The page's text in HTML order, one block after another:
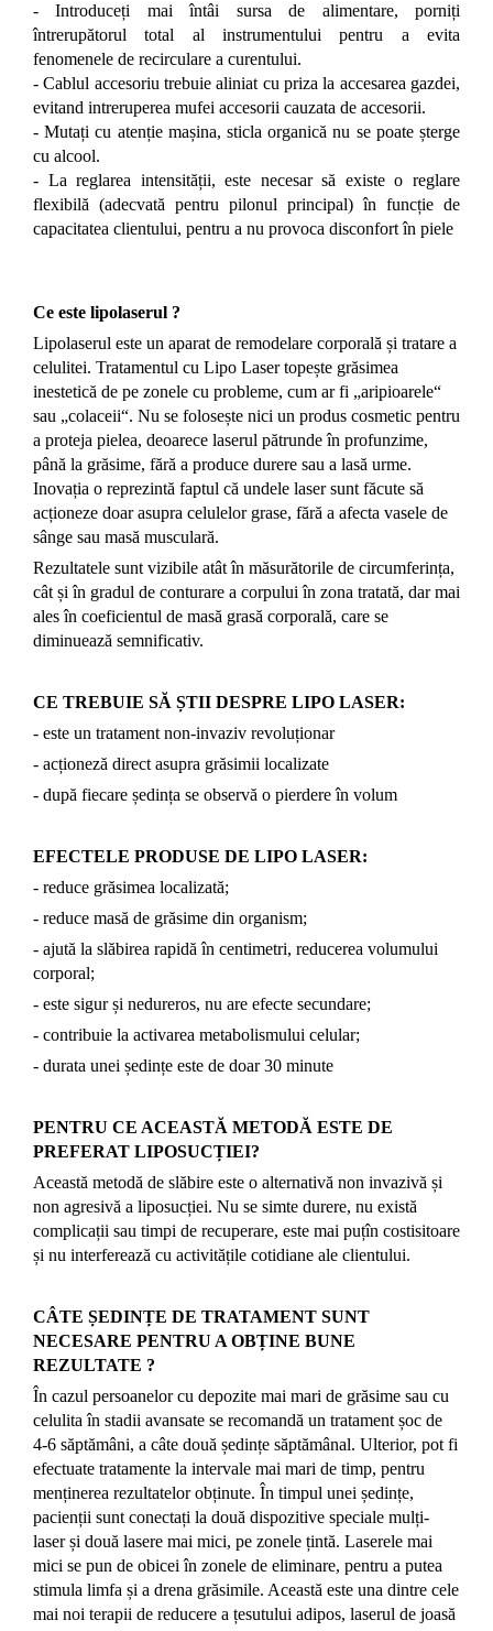
- Introduceți mai întâi sursa de alimentare, porniți
întrerupătorul total al instrumentului pentru a evita
fenomenele de recirculare a curentului.
- Cablul accesoriu trebuie aliniat cu priza la accesarea gazdei,
evitand intreruperea mufei accesorii cauzata de accesorii.
- Mutați cu atenție mașina, sticla organică nu se poate șterge
cu alcool.
- La reglarea intensității, este necesar să existe o reglare
flexibilă (adecvată pentru pilonul principal) în funcție de
capacitatea clientului, pentru a nu provoca disconfort în piele
Ce este lipolaserul ?
Lipolaserul este un aparat de remodelare corporală și tratare a
celulitei. Tratamentul cu Lipo Laser topește grăsimea
inestetică de pe zonele cu probleme, cum ar fi „aripioarele“
sau „colaceii“. Nu se folosește nici un produs cosmetic pentru
a proteja pielea, deoarece laserul pătrunde în profunzime,
până la grăsime, fără a produce durere sau a lasă urme.
Inovația o reprezintă faptul că undele laser sunt făcute să
acționeze doar asupra celulelor grase, fără a afecta vasele de
sânge sau masă musculară.
Rezultatele sunt vizibile atât în măsurătorile de circumferința,
cât și în gradul de conturare a corpului în zona tratată, dar mai
ales în coeficientul de masă grasă corporală, care se
diminuează semnificativ.
CE TREBUIE SĂ ȘTII DESPRE LIPO LASER:
- este un tratament non-invaziv revoluționar
- acționeză direct asupra grăsimii localizate
- după fiecare ședința se observă o pierdere în volum
EFECTELE PRODUSE DE LIPO LASER:
- reduce grăsimea localizată;
- reduce masă de grăsime din organism;
- ajută la slăbirea rapidă în centimetri, reducerea volumului
corporal;
- este sigur și nedureros, nu are efecte secundare;
- contribuie la activarea metabolismului celular;
- durata unei ședințe este de doar 30 minute
PENTRU CE ACEASTĂ METODĂ ESTE DE
PREFERAT LIPOSUCȚIEI?
Această metodă de slăbire este o alternativă non invazivă și
non agresivă a liposucției. Nu se simte durere, nu există
complicații sau timpi de recuperare, este mai puțîn costisitoare
și nu interferează cu activitățile cotidiane ale clientului.
CÂTE ȘEDINȚE DE TRATAMENT SUNT
NECESARE PENTRU A OBȚINE BUNE
REZULTATE ?
În cazul persoanelor cu depozite mai mari de grăsime sau cu
celulita în stadii avansate se recomandă un tratament șoc de
4-6 săptămâni, a câte două ședințe săptămânal. Ulterior, pot fi
efectuate tratamente la intervale mai mari de timp, pentru
menținerea rezultatelor obținute. În timpul unei ședințe,
pacienții sunt conectați la două dispozitive speciale mulți-
laser și două lasere mai mici, pe zonele țintă. Laserele mai
mici se pun de obicei în zonele de eliminare, pentru a putea
stimula limfa și a drena grăsimile. Această este una dintre cele
mai noi terapii de reducere a țesutului adipos, laserul de joasă